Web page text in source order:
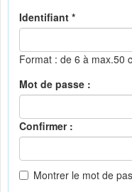
Identifiant *
Format : de 6 à max.50
Mot de passe :
Confirmer :
Montrer le mot de